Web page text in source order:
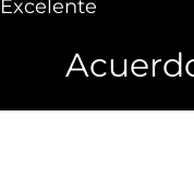
Excelente